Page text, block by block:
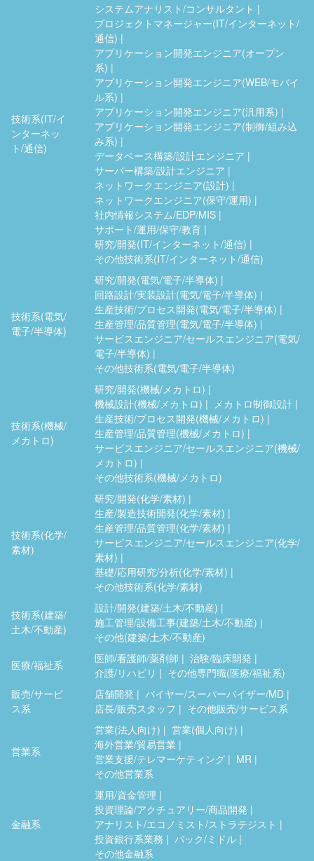
技術系(IT/イ
ンターネッ
ト/通信)
システムアナリスト/コンサルタント
プロジェクトマネージャー(IT/インターネット/
通信)
アプリケーション開発エンジニア(オープン
系)
アプリケーション開発エンジニア(WEB/モバイ
ル系)
アプリケーション開発エンジニア(汎用系)
アプリケーション開発エンジニア(制御/組み込
み系)
データベース構築/設計エンジニア
サーバー構築/設計エンジニア
ネットワークエンジニア(設計)
ネットワークエンジニア(保守/運用)
社内情報システム/EDP/MIS
サポート/運用/保守/教育
研究/開発(IT/インターネット/通信)
その他技術系(IT/インターネット/通信)
技術系(電気/
電子/半導体)
研究/開発(電気/電子/半導体)
回路設計/実装設計(電気/電子/半導体)
生産技術/プロセス開発(電気/電子/半導体)
生産管理/品質管理(電気/電子/半導体)
サービスエンジニア/セールスエンジニア(電気/
電子/半導体)
その他技術系(電気/電子/半導体)
技術系(機械/
メカトロ)
研究/開発(機械/メカトロ)
機械設計(機械/メカトロ)
メカトロ制御設計
生産技術/プロセス開発(機械/メカトロ)
生産管理/品質管理(機械/メカトロ)
サービスエンジニア/セールスエンジニア(機械/
メカトロ)
その他技術系(機械/メカトロ)
技術系(化学/
素材)
研究/開発(化学/素材)
生産/製造技術開発(化学/素材)
生産管理/品質管理(化学/素材)
サービスエンジニア/セールスエンジニア(化学/
素材)
基礎/応用研究/分析(化学/素材)
その他技術系(化学/素材)
技術系(建築/
土木/不動産)
設計/開発(建築/土木/不動産)
施工管理/設備工事(建築/土木/不動産)
その他(建築/土木/不動産)
医療/福祉系
医師/看護師/薬剤師
治験/臨床開発
介護/リハビリ
その他専門職(医療/福祉系)
販売/サービ
ス系
店舗開発
バイヤー/スーパーバイザー/MD
店長/販売スタッフ
その他販売/サービス系
営業系
営業(法人向け)
営業(個人向け)
海外営業/貿易営業
営業支援/テレマーケティング
MR
その他営業系
金融系
運用/資金管理
投資理論/アクチュアリー/商品開発
アナリスト/エコノミスト/ストラテジスト
投資銀行系業務
バック/ミドル
その他金融系